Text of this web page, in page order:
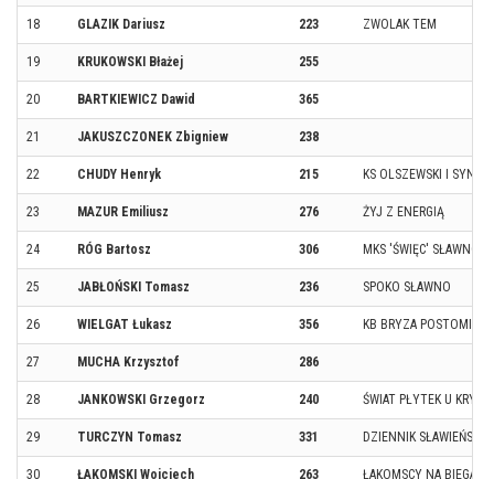
18 GLAZIK Dariusz 223 ZWOLAK TEM
19 KRUKOWSKI Błażej 255
20 BARTKIEWICZ Dawid 365
21 JAKUSZCZONEK Zbigniew 238
22 CHUDY Henryk 215 KS OLSZEWSKI I
23 MAZUR Emiliusz 276 ŻYJ Z ENERGIĄ
24 RÓG Bartosz 306 MKS 'ŚWIĘC' SŁAWNO
25 JABŁOŃSKI Tomasz 236 SPOKO SŁAWNO
26 WIELGAT Łukasz 356 KB BRYZA POSTOMINO
27 MUCHA Krzysztof 286
28 JANKOWSKI Grzegorz 240 ŚWIAT PŁYTEK U
29 TURCZYN Tomasz 331 DZIENNIK SŁAWIEŃSKI
30 ŁAKOMSKI Wojciech 263 ŁAKOMSCY NA BIEGANIE